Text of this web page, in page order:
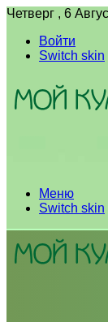
Четверг , 6
Войти
Switch skin
Меню
Switch skin